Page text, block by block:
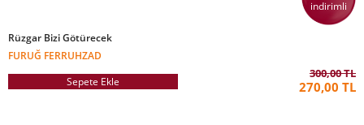
indirimli
Rüzgar Bizi Götürecek
FURUĞ FERRUHZAD
Sepete Ekle
300,00 TL
270,00 TL